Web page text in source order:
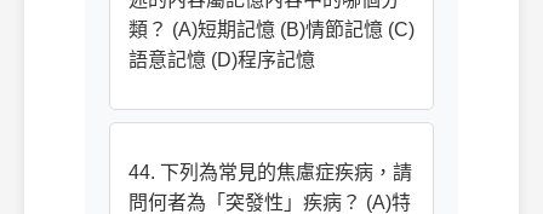
類？ (A)短期記憶 (B)情節記憶 (C)
語意記憶 (D)程序記憶
44. 下列為常見的焦慮症疾病，請
問何者為「突發性」疾病？ (A)特